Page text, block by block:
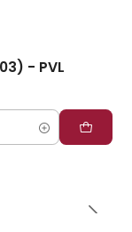
- PVL